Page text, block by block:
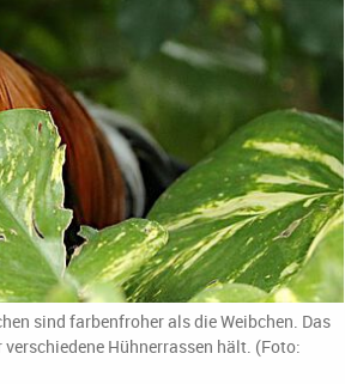
sind farbenfroher als die Weibchen. Das
Hühnerrassen hält. (Foto: